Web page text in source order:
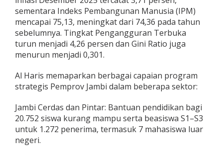
sementara Indeks Pembangunan Manusia (IPM)
mencapai 75,13, meningkat dari 74,36 pada tahun
sebelumnya. Tingkat Pengangguran Terbuka
turun menjadi 4,26 persen dan Gini Ratio juga
menurun menjadi 0,301.
Al Haris memaparkan berbagai capaian program
strategis Pemprov Jambi dalam beberapa sektor:
Jambi Cerdas dan Pintar: Bantuan pendidikan bagi
20.752 siswa kurang mampu serta beasiswa S1–S3
untuk 1.272 penerima, termasuk 7 mahasiswa luar
negeri.